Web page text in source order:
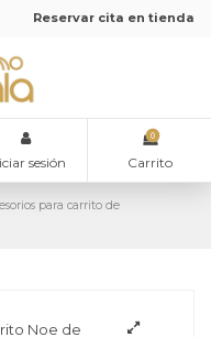
Reservar cita en tienda
sesión
0
Carrito
para carrito de